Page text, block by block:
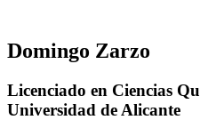
Domingo Zarzo
Licenciado en Ciencias
Universidad de Alicante